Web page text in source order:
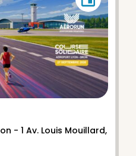
- 1 Av. Louis Mouillard,